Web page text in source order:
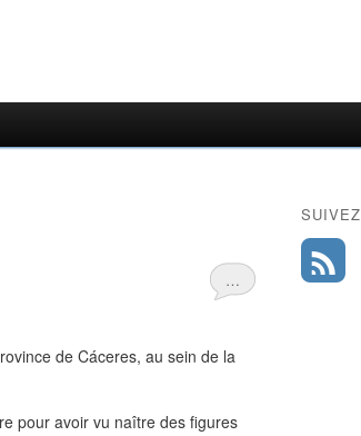
…
de Cáceres, au sein de la
pour avoir vu naître des figures